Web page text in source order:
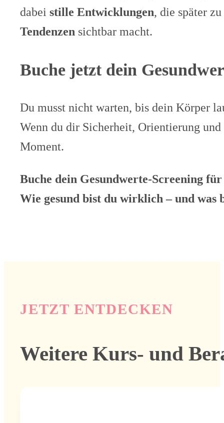
dabei stille Entwicklungen, die später zu
Tendenzen sichtbar macht.
Buche jetzt dein
Du musst nicht warten, bis dein Körper
Wenn du dir Sicherheit, Orientierung
Moment.
Buche dein Gesundwerte-Screening
Wie gesund bist du wirklich – und was
JETZT ENTDECKEN
Weitere Kurs- und